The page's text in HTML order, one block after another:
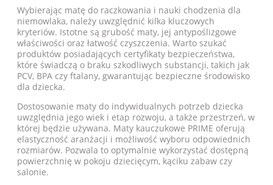
Wybierając matę do raczkowania i nauki chodzenia dla
niemowlaka, należy uwzględnić kilka kluczowych
kryteriów. Istotne są grubość maty, jej antypoślizgowe
właściwości oraz łatwość czyszczenia. Warto szukać
produktów posiadających certyfikaty bezpieczeństwa,
które świadczą o braku szkodliwych substancji, takich jak
PCV, BPA czy ftalany, gwarantując bezpieczne środowisko
dla dziecka.
Dostosowanie maty do indywidualnych potrzeb dziecka
uwzględnia jego wiek i etap rozwoju, a także przestrzeń, w
której będzie używana. Maty kauczukowe PRIME oferują
elastyczność aranżacji i możliwość wyboru odpowiednich
rozmiarów. Pozwala to optymalnie wykorzystać dostępną
powierzchnię w pokoju dziecięcym, kąciku zabaw czy
salonie.